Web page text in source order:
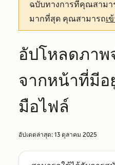
ฉบับทางการที่คุณสาม
มากที่สุด คุณสามารถเ
อัปโหลดภาพ
จากหน้าที่มีอ
มือไฟล์
อัปเดตล่าสุด: 13 ตุลาคม 2025